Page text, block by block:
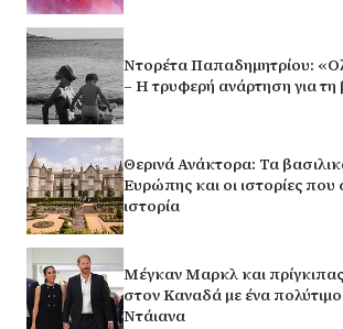
Ντορέτα Παπαδημητρίου:
– Η τρυφερή ανάρτηση για τη
Θερινά Ανάκτορα: Τα
Ευρώπης και οι ιστορίες
ιστορία
Μέγκαν Μαρκλ και
στον Καναδά με ένα
Ντάιανα